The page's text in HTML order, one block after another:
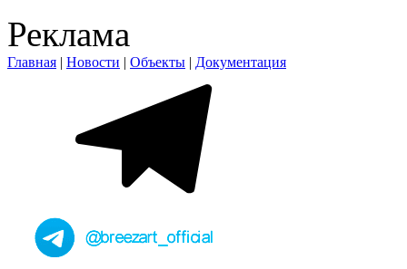
Реклама
Главная | Новости | Объекты | Документация